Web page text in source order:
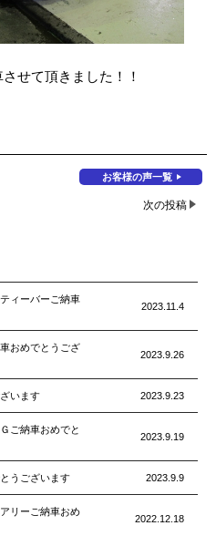
せて頂きました！！
お客様の声一覧
次の投稿
ィーバーご納車
2023.11.4
おめでとうござ
2023.9.26
います 2023.9.23
ご納車おめでと
2023.9.19
うございます 2023.9.9
リーご納車おめ
2022.12.18